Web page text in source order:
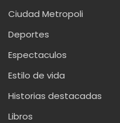
Ciudad Metropoli
Deportes
Espectaculos
Estilo de vida
Historias destacadas
Libros